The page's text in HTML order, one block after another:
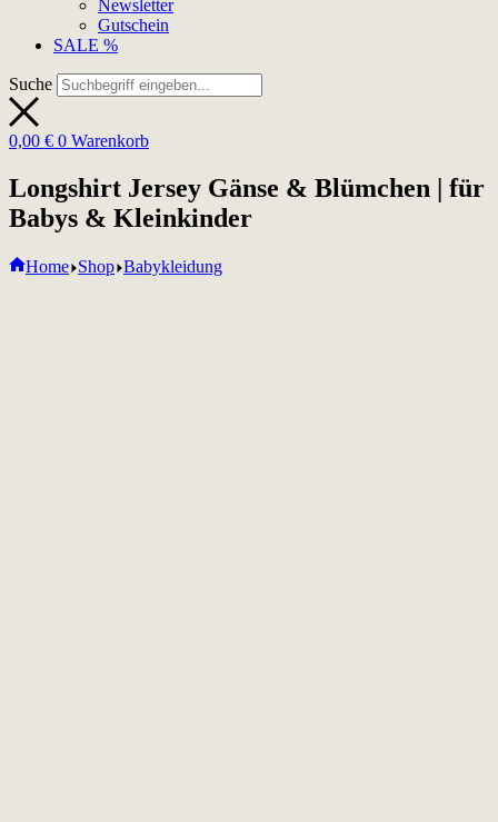
Newsletter
Gutschein
SALE %
Suche
0,00 € 0 Warenkorb
Longshirt Jersey Gänse & Blümchen | für
Babys & Kleinkinder
Home Shop Babykleidung